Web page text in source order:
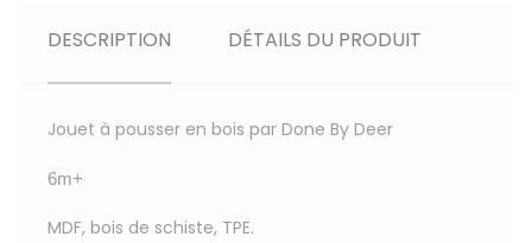
DESCRIPTION DÉTAILS DU PRODUIT
Jouet à pousser en bois par Done By Deer
6m+
MDF, bois de schiste, TPE.